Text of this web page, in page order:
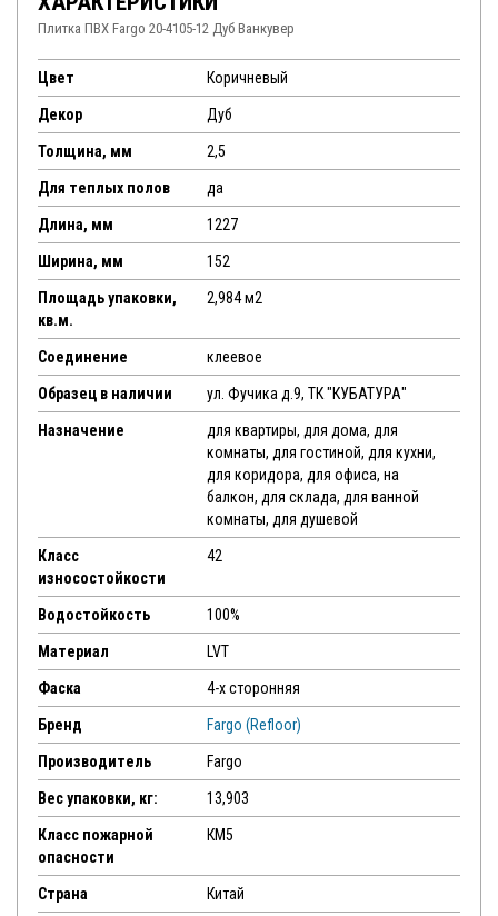
Плитка ПВХ Fargo 20-4105-12 Дуб Ванкувер
Цвет Коричневый
Декор Дуб
Толщина, мм 2,5
Для теплых полов да
Длина, мм 1227
Ширина, мм 152
Площадь упаковки,
кв.м.
2,984 м2
Соединение клеевое
Образец в наличии ул. Фучика д.9, ТК "КУБАТУРА"
Назначение
для квартиры, для дома, для
комнаты, для гостиной, для кухни,
для коридора, для офиса, на
балкон, для склада, для ванной
комнаты, для душевой
Класс
износостойкости
42
Водостойкость 100%
Материал LVT
Фаска 4-х сторонняя
Бренд Fargo (Refloor)
Производитель Fargo
Вес упаковки, кг: 13,903
Класс пожарной
опасности
КМ5
Страна Китай